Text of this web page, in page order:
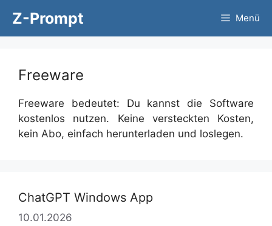
Inhalt
springen
Z-Prompt Menü
Freeware
Freeware bedeutet: Du kannst die Software
kostenlos nutzen. Keine versteckten Kosten,
kein Abo, einfach herunterladen und loslegen.
ChatGPT Windows App
10.01.2026